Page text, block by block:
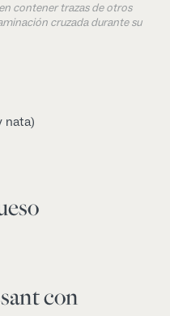
contener trazas de otros
cruzada durante su
nata)
con